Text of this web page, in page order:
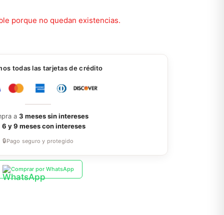
porque no quedan existencias.
todas las tarjetas de crédito
a 3 meses sin intereses
6 y 9 meses con intereses
🔒Pago seguro y protegido
Comprar por WhatsApp